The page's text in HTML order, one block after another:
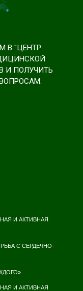
В "ЦЕНТР
И ПОЛУЧИТЬ
И АКТИВНАЯ
С СЕРДЕЧНО-
И АКТИВНАЯ